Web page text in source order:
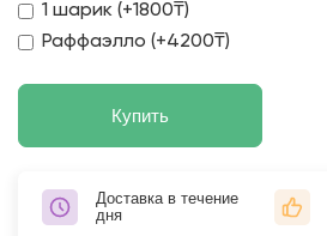
1 шарик (+1800₸)
Раффаэлло (+4200₸)
Купить
Доставка в течение
дня